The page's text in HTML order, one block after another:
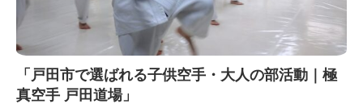
「戸田市で選ばれる子供空手・大人の部活動｜極
真空手 戸田道場」